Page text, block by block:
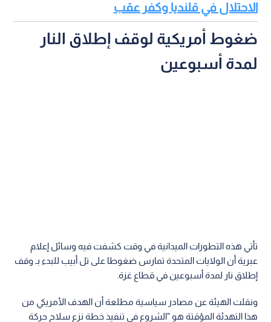
الاحتلال في قلنديا وكفر عقب
ضغوط أمريكية لوقف إطلاق النار
لمدة أسبوعين
تأتي هذه التطورات الميدانية في وقت كشفت فيه وسائل إعلام
عبرية أن الولايات المتحدة تمارس ضغوطا على تل أبيب للبدء بـ وقف
إطلاق نار لمدة أسبوعين في قطاع غزة.
ونقلت الهيئة عن مصادر سياسية مطلعة أن الهدف الأمريكي من
هذا التهدئة المؤقتة هو "الشروع في تنفيذ خطة نزع سلاح حركة